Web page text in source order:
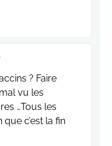
? Faire
vu les
…Tous les
c’est la fin